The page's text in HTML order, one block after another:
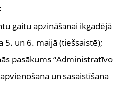
gaitu apzināšanai ikgadējā
5. un 6. maijā (tiešsaistē);
pasākums “Administratīvo
un sasaistīšana